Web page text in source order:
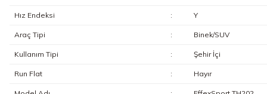
Hız Endeksi : Y
Araç Tipi : Binek/SUV
Kullanım Tipi : Şehir İçi
Run Flat : Hayır